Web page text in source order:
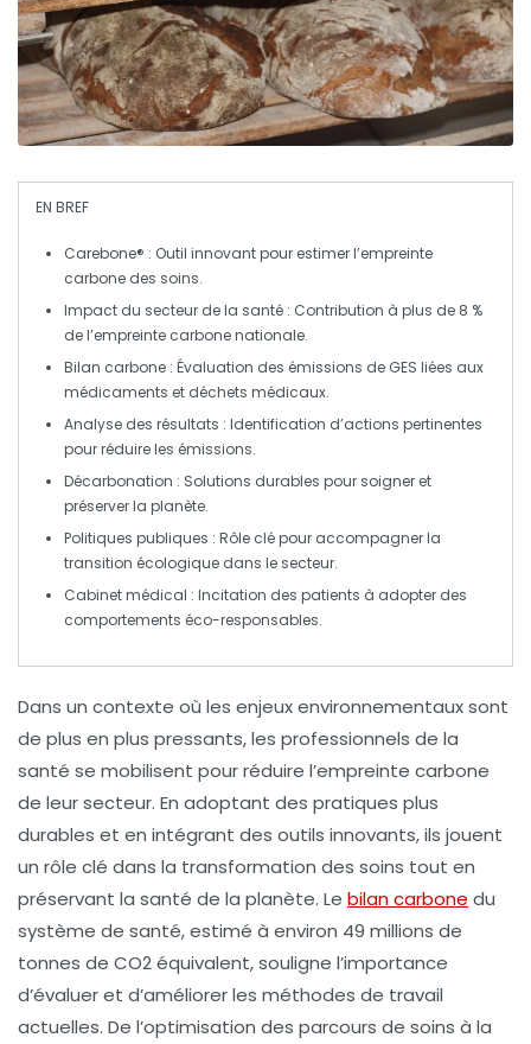
EN BREF
Carebone® : Outil innovant pour estimer l’empreinte
carbone des soins.
Impact du secteur de la santé : Contribution à plus de 8 %
de l’empreinte carbonenationale.
Bilan carbone : Évaluation des émissions de GES liées aux
médicaments et déchets médicaux.
Analyse des résultats : Identification d’actions pertinentes
pour réduire les émissions.
Décarbonation : Solutions durables pour soigner et
préserver la planète.
Politiques publiques : Rôle clé pour accompagner la
transition écologique dans le secteur.
Cabinet médical : Incitation des patients à adopter des
comportements éco-responsables.
Dans un contexte où les enjeux environnementaux sont
de plus en plus pressants, les professionnels de la
santé se mobilisent pourréduire l’empreinte carbone
de leur secteur. En adoptant des pratiques plus
durables et en intégrant des outils innovants, ils jouent
un rôle clé dans la transformation des soins tout en
préservant la santé de la planète. Le bilan carbone du
système de santé, estimé à environ 49 millions de
tonnes de CO2 équivalent, souligne l’importance
d’évaluer et d’améliorer les méthodes de travail
actuelles. De l’optimisation des parcours de soins à la